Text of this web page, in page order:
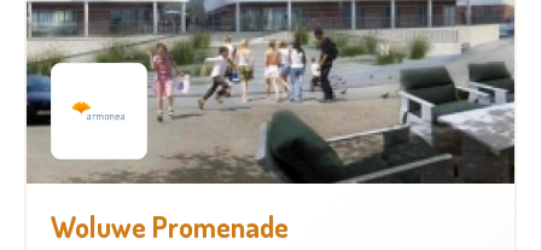
Woluwe Promenade